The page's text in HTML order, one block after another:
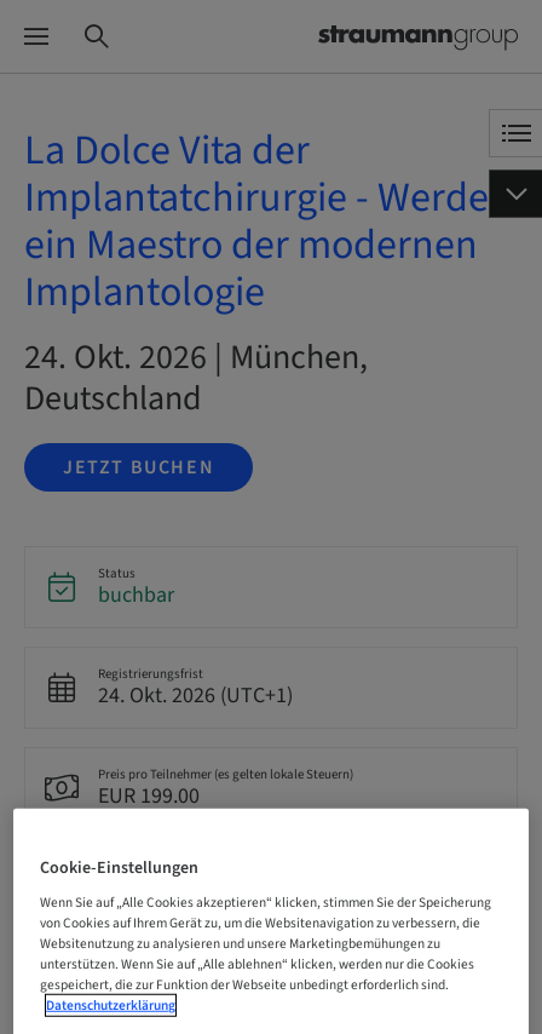
La Dolce Vita der
Implantatchirurgie - Werde
ein Maestro der modernen
Implantologie
24. Okt. 2026 | München,
Deutschland
JETZT BUCHEN
Status
buchbar
Registrierungsfrist
24. Okt. 2026 (UTC+1)
Preis pro Teilnehmer (es gelten lokale Steuern)
EUR 199.00
Sprache
Deutsch
Punkte
8.00 Punkte
Cookie-Einstellungen
Wenn Sie auf „Alle Cookies akzeptieren“ klicken, stimmen Sie der Speicherung
von Cookies auf Ihrem Gerät zu, um die Websitenavigation zu verbessern, die
Websitenutzung zu analysieren und unsere Marketingbemühungen zu
unterstützen. Wenn Sie auf „Alle ablehnen“ klicken, werden nur die Cookies
gespeichert, die zur Funktion der Webseite unbedingt erforderlich sind.
Datenschutzerklärung